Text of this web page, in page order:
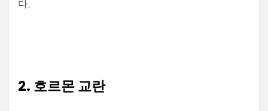
다.
2. 호르몬 교란